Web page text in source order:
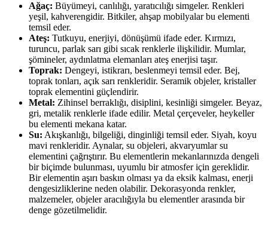
Ağaç: Büyümeyi, canlılığı, yaratıcılığı simgeler. Renkleri
yeşil, kahverengidir. Bitkiler, ahşap mobilyalar bu elementi
temsil eder.
Ateş: Tutkuyu, enerjiyi, dönüşümü ifade eder. Kırmızı,
turuncu, parlak sarı gibi sıcak renklerle ilişkilidir. Mumlar,
şömineler, aydınlatma elemanları ateş enerjisi taşır.
Toprak: Dengeyi, istikrarı, beslenmeyi temsil eder. Bej,
toprak tonları, açık sarı renkleridir. Seramik objeler, kristaller
toprak elementini güçlendirir.
Metal: Zihinsel berraklığı, disiplini, kesinliği simgeler. Beyaz,
gri, metalik renklerle ifade edilir. Metal çerçeveler, heykeller
bu elementi mekana katar.
Su: Akışkanlığı, bilgeliği, dinginliği temsil eder. Siyah, koyu
mavi renkleridir. Aynalar, su objeleri, akvaryumlar su
elementini çağrıştırır. Bu elementlerin mekanlarınızda dengeli
bir biçimde bulunması, uyumlu bir atmosfer için gereklidir.
Bir elementin aşırı baskın olması ya da eksik kalması, enerji
dengesizliklerine neden olabilir. Dekorasyonda renkler,
malzemeler, objeler aracılığıyla bu elementler arasında bir
denge gözetilmelidir.